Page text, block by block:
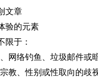
文章
验的元素
限于：
网络钓鱼、垃圾邮件或
教、性别或性取向的歧